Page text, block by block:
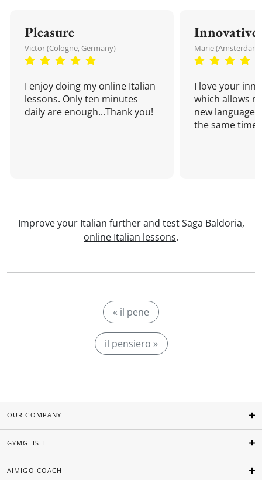
Pleasure
Victor (Cologne, Germany)
I enjoy doing my online Italian
lessons. Only ten minutes
daily are enough...Thank you!
Innovative
Marie
I love your
which allows
new language
the same time!
Improve your Italian further and test Saga Baldoria,
online Italian lessons.
« il pene
il pensiero »
OUR COMPANY
GYMGLISH
AIMIGO COACH